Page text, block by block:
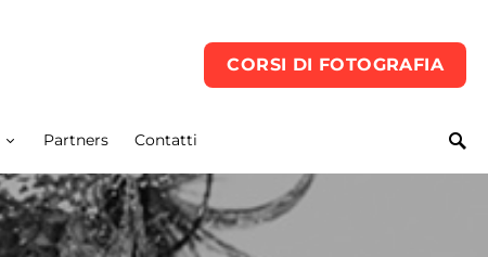
CORSI DI FOTOGRAFIA
Partners Contatti